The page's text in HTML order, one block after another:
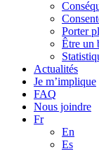
Porter
Être un
Actualités
Je m’implique
FAQ
Nous joindre
Fr
En
Es